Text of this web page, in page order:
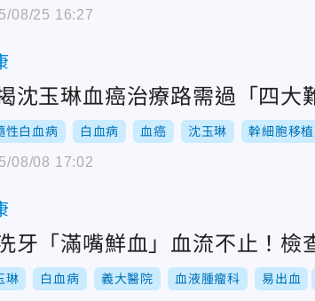
08/25 16:27
沈玉琳血癌治療路需過「四
性白血病 白血病 血癌 沈玉琳 幹細胞移植
08/08 17:02
牙「滿嘴鮮血」血流不止！檢
琳 白血病 義大醫院 血液腫瘤科 易出血